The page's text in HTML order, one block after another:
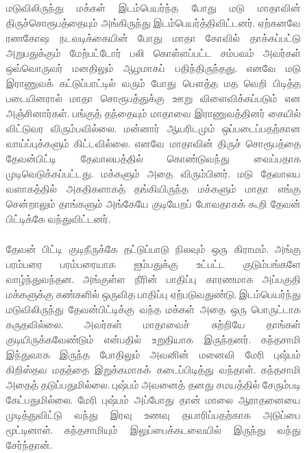
மடுவிலிருந்து மக்கள் இடம்பெயர்ந்த போது மடு மாதாவின்
திருச்சொரூபத்தையும் அங்கிருந்து இடம்பெயர்த்திவிட்டனர். ஏற்கனவே
ரணகோஷ நடவடிக்கையின் போது மாதா கோவில் தாக்கப்பட்டு
அறுபதுக்கும் மேற்பட்டோர் பலி கொள்ளப்பட்ட சம்பவம் அவர்கள்
ஒவ்வொருவர் மனதிலும் ஆழமாகப் பதிந்திருந்தது. எனவே மடு
இராணுவக் கட்டுப்பாட்டில் வரும் போது பௌத்த மத வெறி பிடித்த
படையினரால் மாதா சொரூபத்துக்கு ஊறு விளைவிக்கப்படும் என
அஞ்சினார்கள். பங்குத் தந்தையும் மாதாவை இராணுவத்தினர் கையில்
விட்டுவர விரும்பவில்லை. மன்னார் ஆயரிடமும் ஒப்படைப்பதற்கான
வாய்ப்புக்களும் கிட்டவில்லை. எனவே மாதாவின் திருச் சொரூபத்தை
தேவன்பிட்டி தேவாலயத்தில் கொண்டுவந்து வைப்பதாக
முடிவெடுக்கப்பட்டது. மக்களும் அதை விரும்பினர். மடு தேவாலய
வளாகத்தில் அகதிகளாகத் தங்கியிருந்த மக்களும் மாதா எங்கு
சென்றாலும் தாங்களும் அங்கேயே குடியேறப் போவதாகக் கூறி தேவன்
பிட்டிக்கே வந்துவிட்டனர்.
தேவன் பிட்டி குடிநீருக்கே தட்டுப்பாடு நிலவும் ஒரு கிராமம். அங்கு
பரம்பரை பரம்பரையாக ஐம்பதுக்கு உட்பட்ட குடும்பங்களே
வாழ்ந்துவந்தன. அங்குள்ள நீரின் பாதிப்பு காரணமாக அப்பகுதி
மக்களுக்கு கண்களில் ஒருவித பாதிப்பு ஏற்படுவதுண்டு. இடம்பெயர்ந்து
மடுவிலிருந்து தேவன்பிட்டிக்கு வந்த மக்கள் அதை ஒரு பொருட்டாக
கருதவில்லை. அவர்கள் மாதாவைச் சுற்றியே தாங்கள்
குடியிருக்கவேண்டும் என்பதில் உறுதியாக இருந்தனர். கந்தசாமி
இந்துவாக இருந்த போதிலும் அவனின் மனைவி மேரி புஷ்பம்
கிறிஸ்தவ மதத்தை இறுக்கமாகக் கடைப்பிடித்து வந்தாள். கந்தசாமி
அதைத் தடுப்பதுமில்லை. புஷ்பம் அவனைத் தனது சமயத்தில் சேரும்படி
கேட்பதுமில்லை. மேரி புஷ்பம் அப்போது தான் மாலை ஆராதனையை
முடித்துவிட்டு வந்து இரவு உணவு தயாரிப்பதற்காக அடுப்பை
மூட்டினாள். கந்தசாமியும் இலுப்பைக்கடவையில் இருந்து வந்து
சேர்ந்தான்.